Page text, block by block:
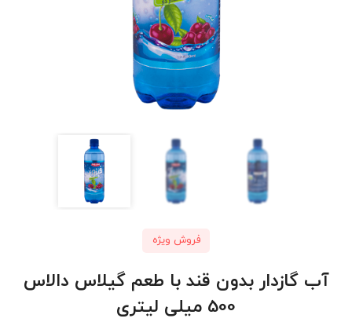
فروش ویژه
آب گازدار بدون قند با طعم گیلاس دالاس
500 میلی لیتری